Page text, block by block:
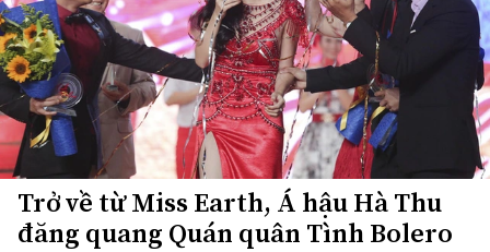
Trở về từ Miss Earth, Á hậu Hà Thu
đăng quang Quán quân Tình Bolero